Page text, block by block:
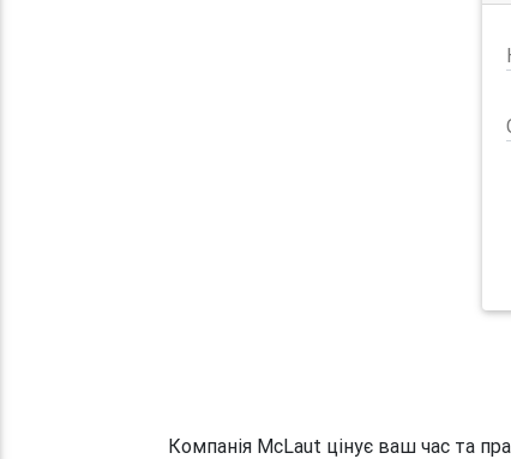
Компанія McLaut цінує ваш час та